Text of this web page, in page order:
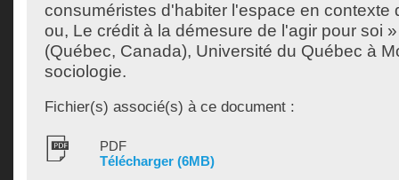
consuméristes d'habiter l'espace en contexte
ou, Le crédit à la démesure de l'agir pour soi
(Québec, Canada), Université du Québec à
sociologie.
Fichier(s) associé(s) à ce document :
PDF
Télécharger (6MB)